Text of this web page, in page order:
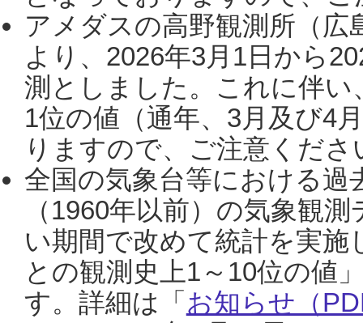
アメダスの高野観測所（
より、2026年3月1日から
測としました。これに伴い
1位の値（通年、3月及び4
りますので、ご注意くだ
全国の気象台等における過
（1960年以前）の気象観
い期間で改めて統計を実
との観測史上1～10位の値
す。詳細は「 お知らせ（